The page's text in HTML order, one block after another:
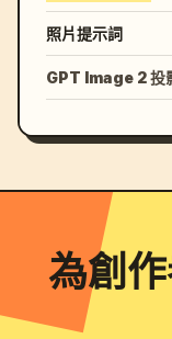
照片提示詞
GPT Image 2 投
為創